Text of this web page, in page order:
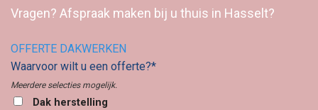
Vragen? Afspraak maken bij u thuis in Hasselt?
OFFERTE DAKWERKEN
Waarvoor wilt u een offerte?*
Meerdere selecties mogelijk.
Dak herstelling